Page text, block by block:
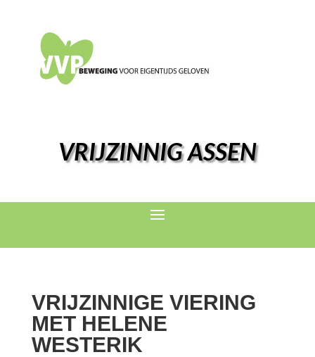
VRIJZINNIG ASSEN
VRIJZINNIGE VIERING
MET HELENE
WESTERIK